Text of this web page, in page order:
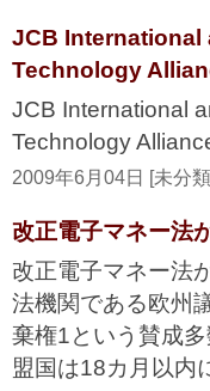
JCB International
Technology
JCB International
Technology
2009年6月04日 [未分
改正電子マネー法
改正電子マネー法
法機関である欧州
棄権1という賛成
盟国は18カ月以内